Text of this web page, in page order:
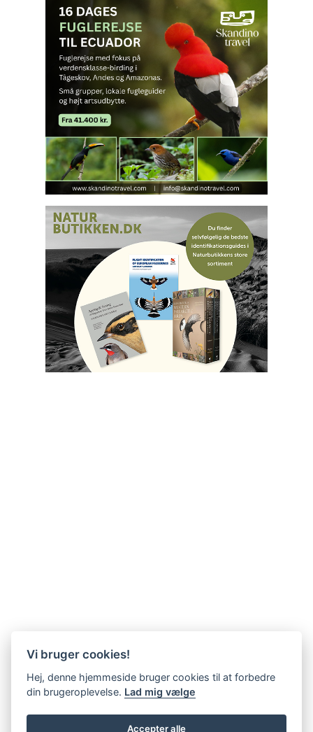
Vi bruger cookies!
Hej, denne hjemmeside bruger cookies til at forbedre
din brugeroplevelse. Lad mig vælge
Accepter alle